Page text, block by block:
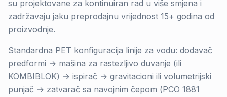
su projektovane za kontinuiran rad u više smjena i
zadržavaju jaku preprodajnu vrijednost 15+ godina od
proizvodnje.
Standardna PET konfiguracija linije za vodu: dodavač
predformi → mašina za rastezljivo duvanje (ili
KOMBIBLOK) → ispirač → gravitacioni ili volumetrijski
punjač → zatvarač sa navojnim čepom (PCO 1881